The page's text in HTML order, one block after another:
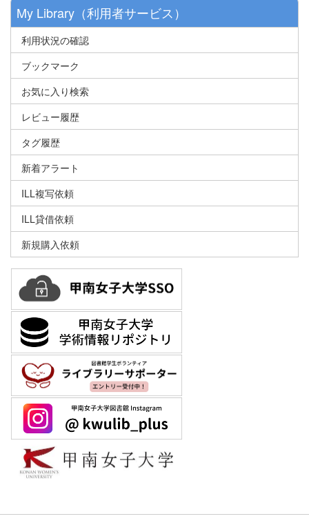
My Library（利用者サービス）
利用状況の確認
ブックマーク
お気に入り検索
レビュー履歴
タグ履歴
新着アラート
ILL複写依頼
ILL貸借依頼
新規購入依頼